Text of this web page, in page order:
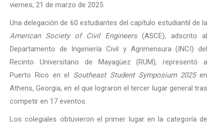
viernes, 21 de marzo de 2025
Una delegación de 60 estudiantes del capítulo estudiantil de la
American Society of Civil Engineers(ASCE), adscrito al
Departamento de Ingeniería Civil y Agrimensura (INCI) del
Recinto Universitario de Mayagüez (RUM), representó a
Puerto Rico en el Southeast Student Symposium 2025en
Athens, Georgia, en el que lograron el tercer lugar general tras
competir en 17 eventos.
Los colegiales obtuvieron el primer lugar en la categoría de